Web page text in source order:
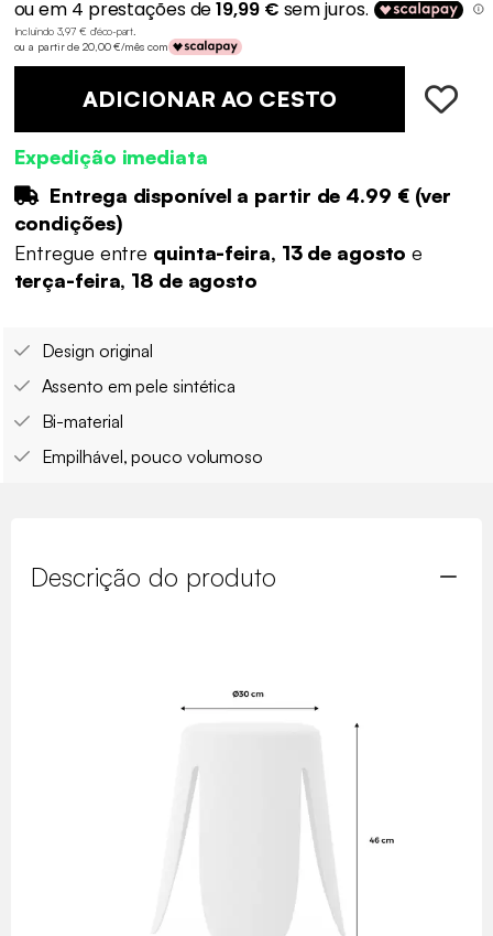
Incluindo 3,97 € d'éco-part.
ou a partir de 20,00 €/mês com
ADICIONAR AO CESTO
Expedição imediata
Entrega disponível a partir de 4.99 €(ver
condições)
Entregue entre quinta-feira, 13 de agostoe
terça-feira, 18 de agosto
Design original
Assento em pele sintética
Bi-material
Empilhável, pouco volumoso
Descrição do produto